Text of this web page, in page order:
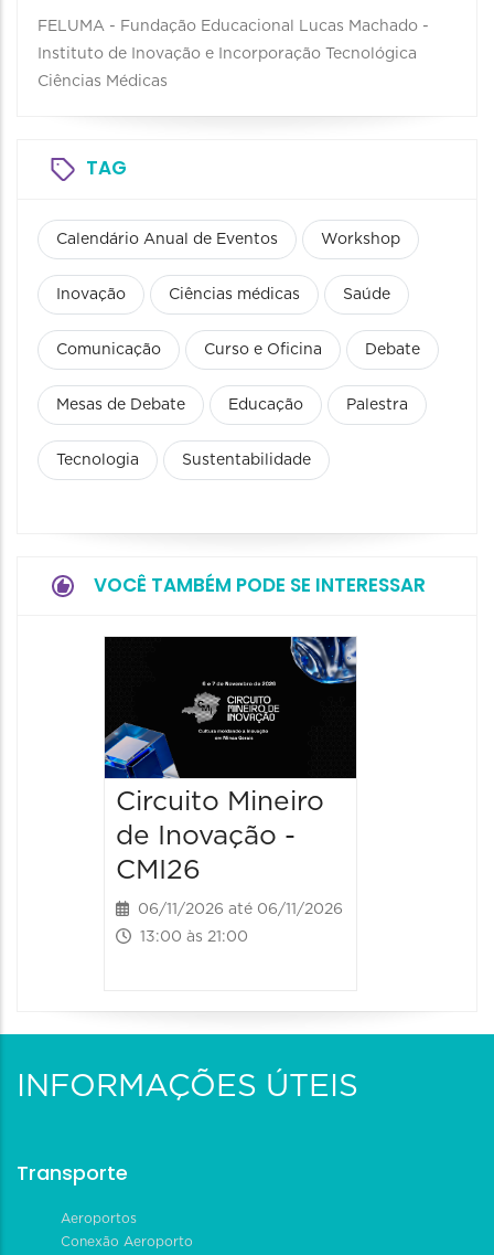
FELUMA - Fundação Educacional Lucas Machado -
Instituto de Inovação e Incorporação Tecnológica
Ciências Médicas
TAG
Calendário Anual de Eventos Workshop
Inovação Ciências médicas Saúde
Comunicação Curso e Oficina Debate
Mesas de Debate Educação Palestra
Tecnologia Sustentabilidade
VOCÊ TAMBÉM PODE SE INTERESSAR
Circuito Mineiro
de Inovação -
CMI26
06/11/2026 até 06/11/2026
13:00 às 21:00
INFORMAÇÕES ÚTEIS
Transporte
Aeroportos
Conexão Aeroporto